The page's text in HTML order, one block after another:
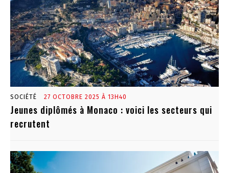
SOCIÉTÉ 27 OCTOBRE 2025 À 13H40
Jeunes diplômés à Monaco : voici les secteurs qui
recrutent